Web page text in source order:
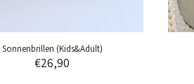
WHALES - Musselin Beißring
€18,99